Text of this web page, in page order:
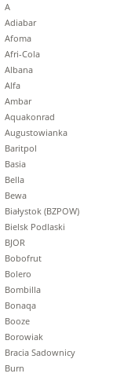
A
Adiabar
Afoma
Afri-Cola
Albana
Alfa
Ambar
Aquakonrad
Augustowianka
Baritpol
Basia
Bella
Bewa
Białystok (BZPOW)
Bielsk Podlaski
BJOR
Bobofrut
Bolero
Bombilla
Bonaqa
Booze
Borowiak
Bracia Sadownicy
Burn